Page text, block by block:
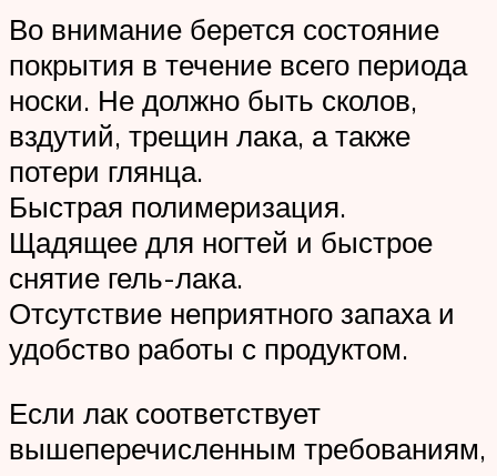
Во внимание берется состояние
покрытия в течение всего периода
носки. Не должно быть сколов,
вздутий, трещин лака, а также
потери глянца.
Быстрая полимеризация.
Щадящее для ногтей и быстрое
снятие гель-лака.
Отсутствие неприятного запаха и
удобство работы с продуктом.
Если лак соответствует
вышеперечисленным требованиям,